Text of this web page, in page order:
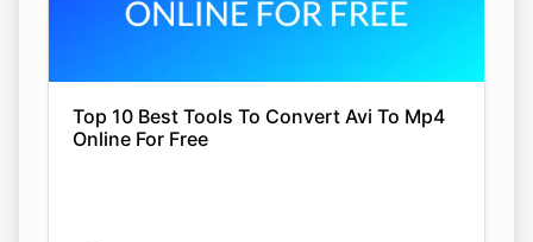
Top 10 Best Tools To Convert Avi To Mp4
Online For Free